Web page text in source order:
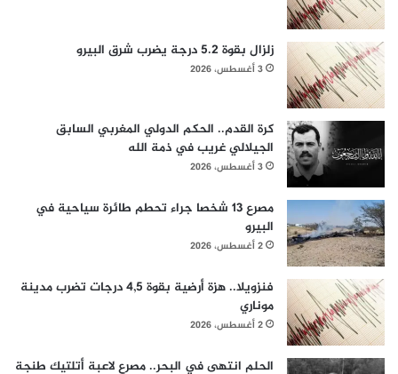
زلزال بقوة 5.2 درجة يضرب شرق البيرو
3 أغسطس، 2026
كرة القدم.. الحكم الدولي المغربي السابق
الجيلالي غريب في ذمة الله
3 أغسطس، 2026
مصرع 13 شخصا جراء تحطم طائرة سياحية في
البيرو
2 أغسطس، 2026
فنزويلا.. هزة أرضية بقوة 4,5 درجات تضرب مدينة
موناري
2 أغسطس، 2026
الحلم انتهى في البحر.. مصرع لاعبة أتلتيك طنجة